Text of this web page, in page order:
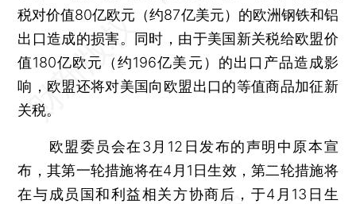
税对价值80亿欧元（约87亿美元）的欧洲钢铁和铝
出口造成的损害。同时，由于美国新关税给欧盟价
值180亿欧元（约196亿美元）的出口产品造成影
响，欧盟还将对美国向欧盟出口的等值商品加征新
关税。
欧盟委员会在3月12日发布的声明中原本宣
布，其第一轮措施将在4月1日生效，第二轮措施将
在与成员国和利益相关方协商后，于4月13日生